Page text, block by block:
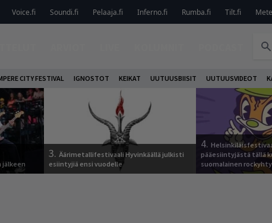
Voice.fi Soundi.fi Pelaaja.fi Inferno.fi Rumba.fi Tilt.fi
CITY FESTIVAL IGNOSTOT KEIKAT UUTUUSBIISIT UUTUUSVIDEOT
jälkeen
3. Äärimetallifestivaali Hyvinkäällä julkisti
esiintyjiä ensi vuodelle
4.
pääesiintyjästä tällä
suomalainen